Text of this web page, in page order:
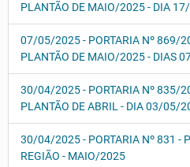
PLANTÃO DE MAIO/2025 - DIA
07/05/2025 - PORTARIA Nº 869/
PLANTÃO DE MAIO/2025 - DIAS
30/04/2025 - PORTARIA Nº 835/
PLANTÃO DE ABRIL - DIA 03/05/
30/04/2025 - PORTARIA Nº 831 -
REGIÃO - MAIO/2025